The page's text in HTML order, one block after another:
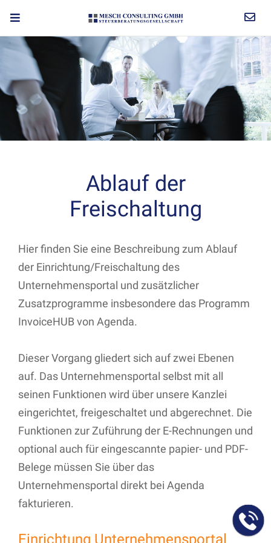
Ablauf der
Freischaltung
Hier finden Sie eine Beschreibung zum Ablauf
der Einrichtung/Freischaltung des
Unternehmensportal und zusätzlicher
Zusatzprogramme insbesondere das Programm
InvoiceHUB von Agenda.
Dieser Vorgang gliedert sich auf zwei Ebenen
auf. Das Unternehmensportal selbst mit all
seinen Funktionen wird über unsere Kanzlei
eingerichtet, freigeschaltet und abgerechnet. Die
Funktionen zur Zuführung der E-Rechnungen und
optional auch für eingescannte papier- und PDF-
Belege müssen Sie über das
Unternehmensportal direkt bei Agenda
fakturieren.
Einrichtung Unternehmensportal